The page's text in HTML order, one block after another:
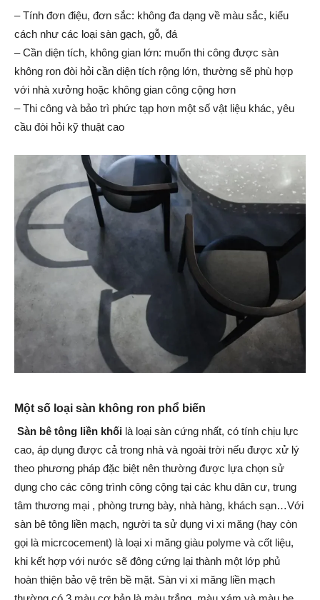
– Tính đơn điệu, đơn sắc: không đa dạng về màu sắc, kiểu
cách như các loại sàn gạch, gỗ, đá
– Cần diện tích, không gian lớn: muốn thi công được sàn
không ron đòi hỏi cần diện tích rộng lớn, thường sẽ phù hợp
với nhà xưởng hoặc không gian công cộng hơn
– Thi công và bảo trì phức tạp hơn một số vật liệu khác, yêu
cầu đòi hỏi kỹ thuật cao
Một số loại sàn không ron phổ biến
Sàn bê tông liền khối là loại sàn cứng nhất, có tính chịu lực
cao, áp dụng được cả trong nhà và ngoài trời nếu được xử lý
theo phương pháp đặc biệt nên thường được lựa chọn sử
dụng cho các công trình công cộng tại các khu dân cư, trung
tâm thương mại , phòng trưng bày, nhà hàng, khách sạn…Với
sàn bê tông liền mạch, người ta sử dụng vi xi măng (hay còn
gọi là micrcocement) là loại xi măng giàu polyme và cốt liệu,
khi kết hợp với nước sẽ đông cứng lại thành một lớp phủ
hoàn thiện bảo vệ trên bề mặt. Sàn vi xi măng liền mạch